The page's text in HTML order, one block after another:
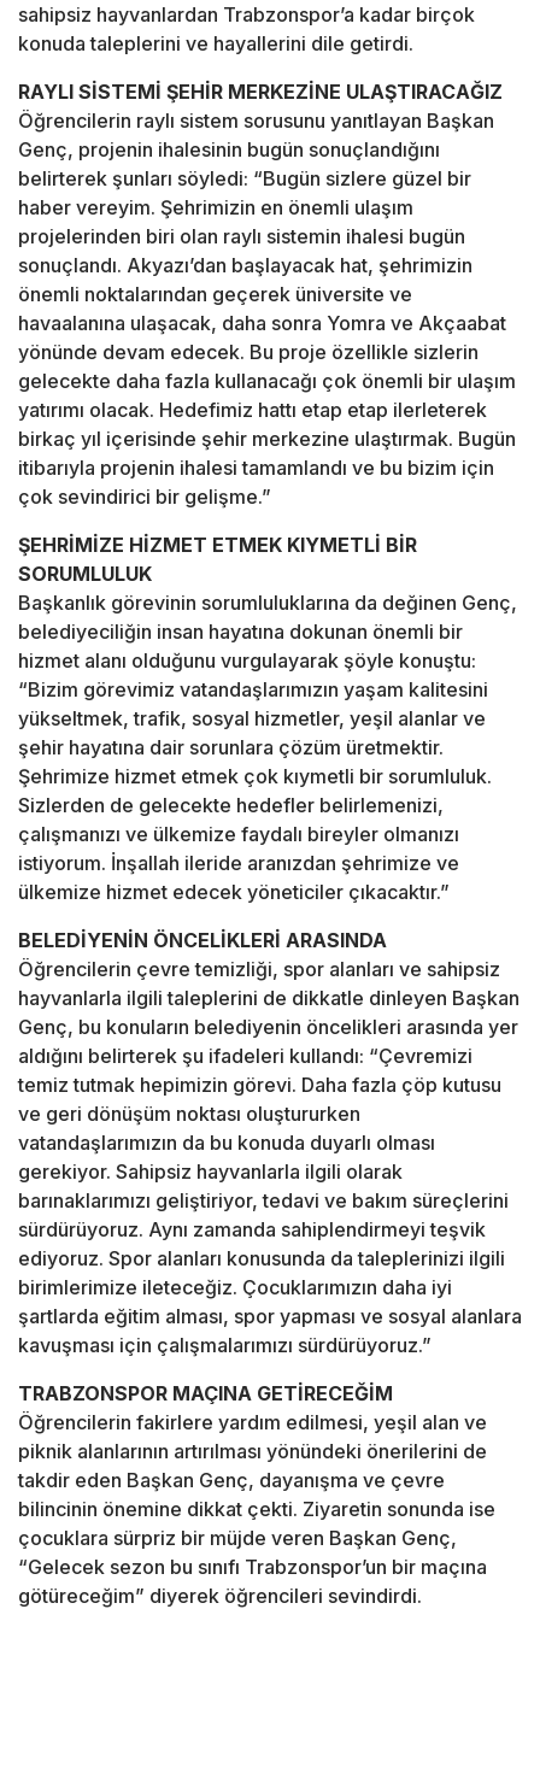
sahipsiz hayvanlardan Trabzonspor’a kadar birçok
konuda taleplerini ve hayallerini dile getirdi.
RAYLI SİSTEMİ ŞEHİR MERKEZİNE ULAŞTIRACAĞIZ
Öğrencilerin raylı sistem sorusunu yanıtlayan Başkan
Genç, projenin ihalesinin bugün sonuçlandığını
belirterek şunları söyledi: “Bugün sizlere güzel bir
haber vereyim. Şehrimizin en önemli ulaşım
projelerinden biri olan raylı sistemin ihalesi bugün
sonuçlandı. Akyazı’dan başlayacak hat, şehrimizin
önemli noktalarından geçerek üniversite ve
havaalanına ulaşacak, daha sonra Yomra ve Akçaabat
yönünde devam edecek. Bu proje özellikle sizlerin
gelecekte daha fazla kullanacağı çok önemli bir ulaşım
yatırımı olacak. Hedefimiz hattı etap etap ilerleterek
birkaç yıl içerisinde şehir merkezine ulaştırmak. Bugün
itibarıyla projenin ihalesi tamamlandı ve bu bizim için
çok sevindirici bir gelişme.”
ŞEHRİMİZE HİZMET ETMEK KIYMETLİ BİR
SORUMLULUK
Başkanlık görevinin sorumluluklarına da değinen Genç,
belediyeciliğin insan hayatına dokunan önemli bir
hizmet alanı olduğunu vurgulayarak şöyle konuştu:
“Bizim görevimiz vatandaşlarımızın yaşam kalitesini
yükseltmek, trafik, sosyal hizmetler, yeşil alanlar ve
şehir hayatına dair sorunlara çözüm üretmektir.
Şehrimize hizmet etmek çok kıymetli bir sorumluluk.
Sizlerden de gelecekte hedefler belirlemenizi,
çalışmanızı ve ülkemize faydalı bireyler olmanızı
istiyorum. İnşallah ileride aranızdan şehrimize ve
ülkemize hizmet edecek yöneticiler çıkacaktır.”
BELEDİYENİN ÖNCELİKLERİ ARASINDA
Öğrencilerin çevre temizliği, spor alanları ve sahipsiz
hayvanlarla ilgili taleplerini de dikkatle dinleyen Başkan
Genç, bu konuların belediyenin öncelikleri arasında yer
aldığını belirterek şu ifadeleri kullandı: “Çevremizi
temiz tutmak hepimizin görevi. Daha fazla çöp kutusu
ve geri dönüşüm noktası oluştururken
vatandaşlarımızın da bu konuda duyarlı olması
gerekiyor. Sahipsiz hayvanlarla ilgili olarak
barınaklarımızı geliştiriyor, tedavi ve bakım süreçlerini
sürdürüyoruz. Aynı zamanda sahiplendirmeyi teşvik
ediyoruz. Spor alanları konusunda da taleplerinizi ilgili
birimlerimize ileteceğiz. Çocuklarımızın daha iyi
şartlarda eğitim alması, spor yapması ve sosyal alanlara
kavuşması için çalışmalarımızı sürdürüyoruz.”
TRABZONSPOR MAÇINA GETİRECEĞİM
Öğrencilerin fakirlere yardım edilmesi, yeşil alan ve
piknik alanlarının artırılması yönündeki önerilerini de
takdir eden Başkan Genç, dayanışma ve çevre
bilincinin önemine dikkat çekti. Ziyaretin sonunda ise
çocuklara sürpriz bir müjde veren Başkan Genç,
“Gelecek sezon bu sınıfı Trabzonspor’un bir maçına
götüreceğim” diyerek öğrencileri sevindirdi.